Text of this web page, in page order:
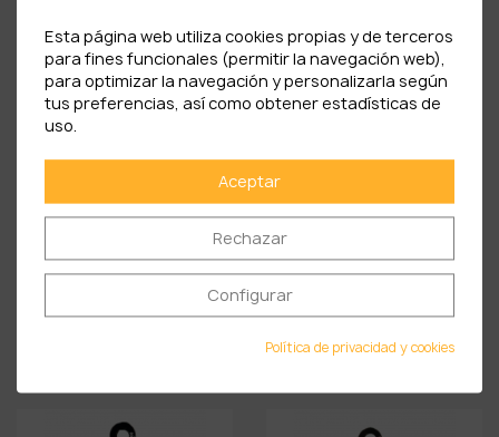
Bola De Navidad Motivos
6,90 €
Esta página web utiliza cookies propias y de terceros
para fines funcionales (permitir la navegación web),
para optimizar la navegación y personalizarla según
tus preferencias, así como obtener estadísticas de
uso.
Aceptar
Rechazar
Configurar
Política de privacidad y cookies